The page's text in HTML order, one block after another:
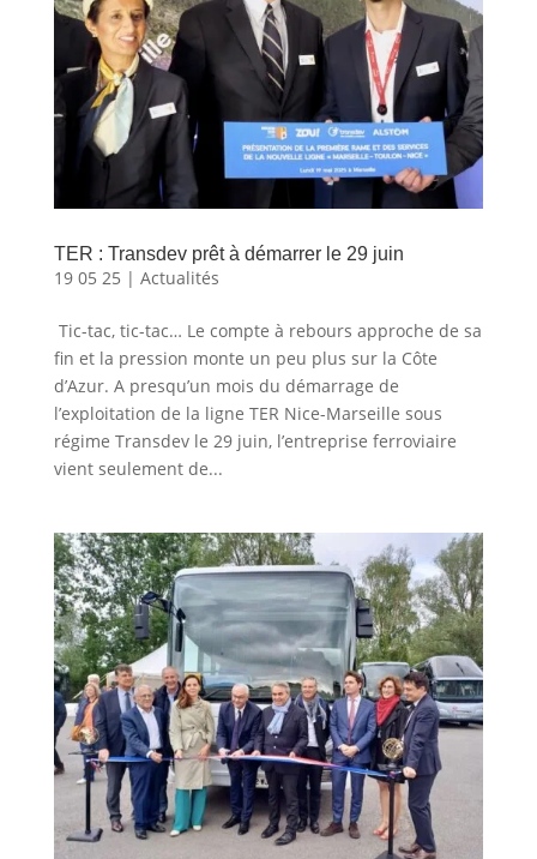
TER : Transdev prêt à démarrer le 29 juin
19 05 25 | Actualités
Tic-tac, tic-tac… Le compte à rebours approche de sa
fin et la pression monte un peu plus sur la Côte
d’Azur. A presqu’un mois du démarrage de
l’exploitation de la ligne TER Nice-Marseille sous
régime Transdev le 29 juin, l’entreprise ferroviaire
vient seulement de...